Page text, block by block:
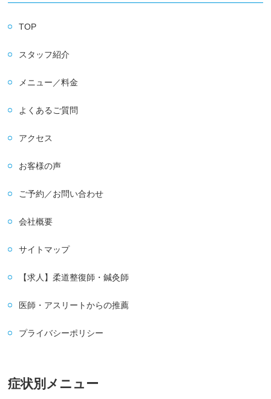
TOP
スタッフ紹介
メニュー／料金
よくあるご質問
アクセス
お客様の声
ご予約／お問い合わせ
会社概要
サイトマップ
【求人】柔道整復師・鍼灸師
医師・アスリートからの推薦
プライバシーポリシー
症状別メニュー